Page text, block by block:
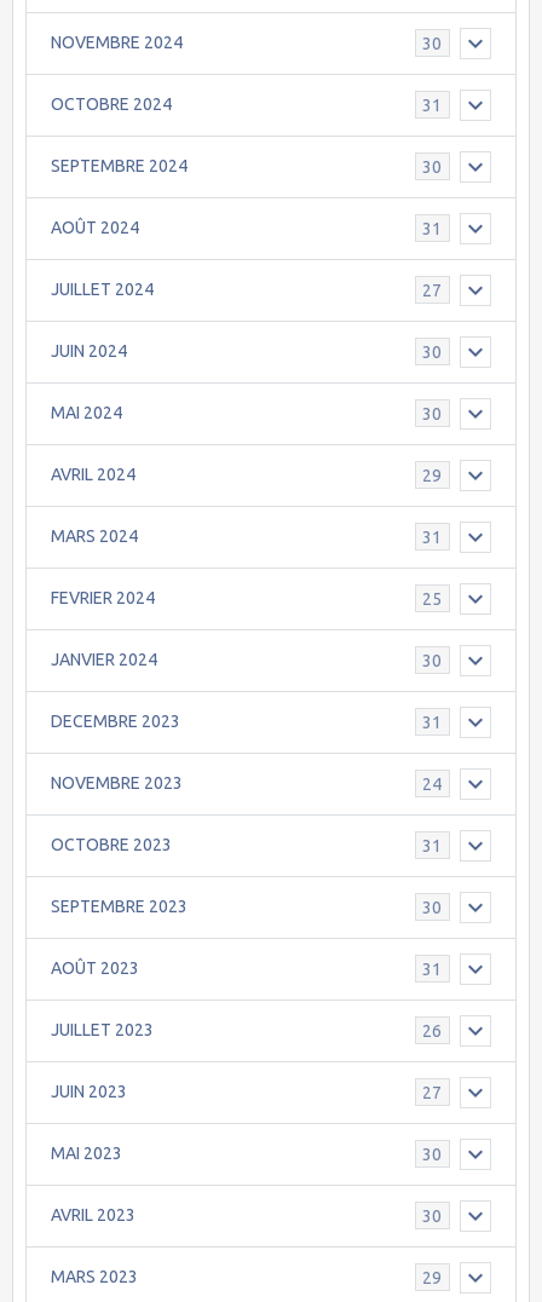
NOVEMBRE 2024 30
OCTOBRE 2024 31
SEPTEMBRE 2024 30
AOÛT 2024 31
JUILLET 2024 27
JUIN 2024 30
MAI 2024 30
AVRIL 2024 29
MARS 2024 31
FEVRIER 2024 25
JANVIER 2024 30
DECEMBRE 2023 31
NOVEMBRE 2023 24
OCTOBRE 2023 31
SEPTEMBRE 2023 30
AOÛT 2023 31
JUILLET 2023 26
JUIN 2023 27
MAI 2023 30
AVRIL 2023 30
MARS 2023 29